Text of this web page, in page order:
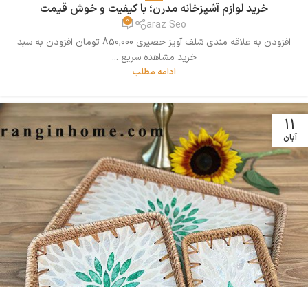
خرید لوازم آشپزخانه مدرن؛ با کیفیت و خوش قیمت
araz Seo
0
افزودن به علاقه مندی شلف آویز حصیری 850,000 تومان افزودن به سبد
خرید مشاهده سریع ...
ادامه مطلب
11
آبان